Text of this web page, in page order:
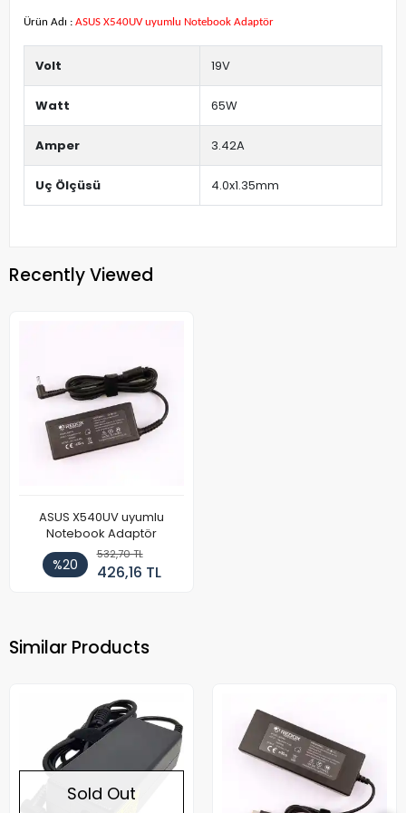
Ürün Adı : ASUS X540UV uyumlu Notebook Adaptör
Volt 19V
Watt 65W
Amper 3.42A
Uç Ölçüsü 4.0x1.35mm
Recently Viewed
ASUS X540UV uyumlu
Notebook Adaptör
%20
532,70 TL
426,16 TL
Similar Products
Sold Out